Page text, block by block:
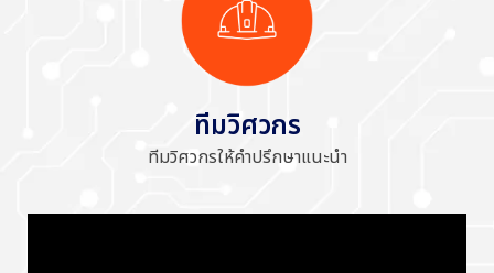
ทีมวิศวกร
ทีมวิศวกรให้คำปรึกษาแนะนำ